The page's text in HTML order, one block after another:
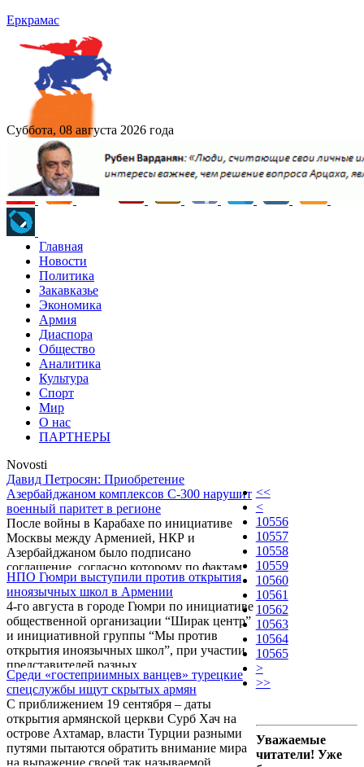
Еркрамас
Суббота, 08 августа 2026 года
Главная
Новости
Политика
Закавказье
Экономика
Армия
Диаспора
Общество
Аналитика
Культура
Спорт
Мир
О нас
ПАРТНЕРЫ
Novosti
Давид Петросян: Приобретение
Азербайджаном комплексов С-300 нарушит
военный паритет в регионе
После войны в Карабахе по инициативе
Москвы между Арменией, НКР и
Азербайджаном было подписано
соглашение, согласно которому по фактам
всех вооруженных инцидентов на линии
соприкосновения Армии обороны НКР и
Вооруженных сил Азербайджана стороны
должны провести совместные обсуждения.
Армянская сторона может поднять этот
вопрос на переговорах. Об этом заявил
политический обозреватель Давид
Петросян в ходе заседания комиссии по
внешнеполитическим вопросам
Национального парламента, которое
находится ...
НПО Гюмри выступили против открытия
иноязычных школ в Армении
4-го августа в городе Гюмри по инициативе
общественной организации “Ширак центр”
и инициативной группы “Мы против
открытия иноязычных школ”, при участии
представителей разных
неправительственных организаций (НПО)
состоялось обсуждение, посвященное
внесению поправок в законы РА “О языке”
и “Об образовании”. К концу встречи
участники обсуждения опубликовали
открытое письмо в ответ на открытое
Среди «гостеприимных ванцев» турецкие
спецслужбы ищут скрытых армян
С приближением 19 сентября – даты
открытия армянской церкви Сурб Хач на
острове Ахтамар, власти Турции разными
путями пытаются обратить внимание мира
на выражение своей так называемой
<<
<
10556
10557
10558
10559
10560
10561
10562
10563
10564
10565
>
>>
Уважаемые
читатели! Уже